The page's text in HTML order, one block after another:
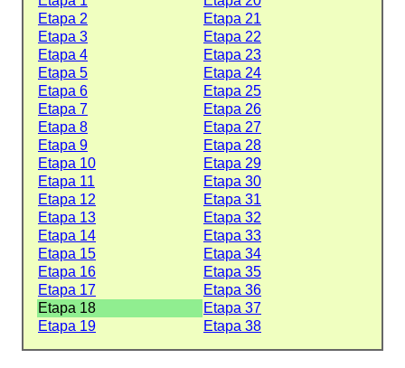
Etapa 2
Etapa 21
Etapa 3
Etapa 22
Etapa 4
Etapa 23
Etapa 5
Etapa 24
Etapa 6
Etapa 25
Etapa 7
Etapa 26
Etapa 8
Etapa 27
Etapa 9
Etapa 28
Etapa 10
Etapa 29
Etapa 11
Etapa 30
Etapa 12
Etapa 31
Etapa 13
Etapa 32
Etapa 14
Etapa 33
Etapa 15
Etapa 34
Etapa 16
Etapa 35
Etapa 17
Etapa 36
Etapa 18
Etapa 37
Etapa 19
Etapa 38